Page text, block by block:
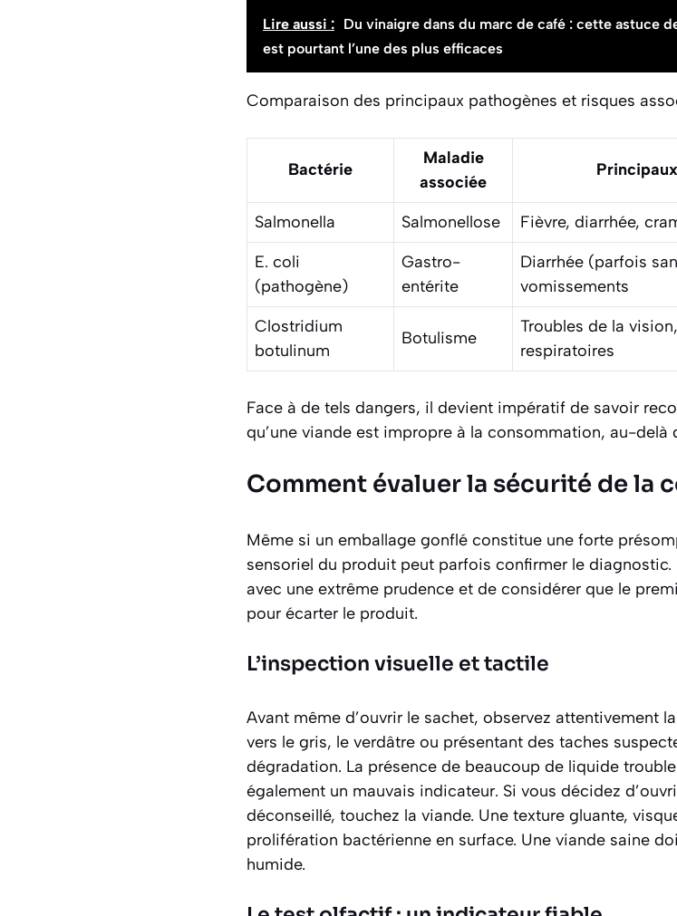
Lire aussi : Du vinaigre dans du marc de café : cette astuce
est pourtant l’une des plus efficaces
Comparaison des principaux pathogènes et risques
Bactérie
Maladie
associée
Salmonella
Salmonellose Fièvre, diarrhée,
E. coli
(pathogène)
Gastro-
entérite
Diarrhée (parfois
vomissements
Clostridium
botulinum
Botulisme
Troubles de la
respiratoires
Face à de tels dangers, il devient impératif de savoir
qu’une viande est impropre à la consommation, au-
Comment évaluer la sécurité de la
Même si un emballage gonflé constitue une forte
sensoriel du produit peut parfois confirmer le
avec une extrême prudence et de considérer que le
pour écarter le produit.
L’inspection visuelle et tactile
Avant même d’ouvrir le sachet, observez attentivement
vers le gris, le verdâtre ou présentant des taches
dégradation. La présence de beaucoup de liquide
également un mauvais indicateur. Si vous décidez
déconseillé, touchez la viande. Une texture gluante,
prolifération bactérienne en surface. Une viande saine
humide.